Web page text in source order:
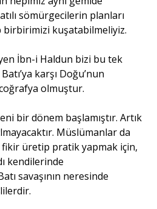
sömürgecilerin planları
birbirimizi kuşatabilmeliyiz.
İbn-i Haldun bizi bu tek
karşı Doğu’nun
olmuştur.
bir dönem başlamıştır. Artık
Müslümanlar da
üretip pratik yapmak için,
kendilerinde
savaşının neresinde